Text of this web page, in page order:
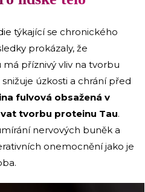
týkající se chronického
prokázaly, že
má příznivý vliv na tvorbu
úzkosti a chrání před
fulvová obsažená v
tvorbu proteinu Tau.
nervových buněk a
onemocnění jako je